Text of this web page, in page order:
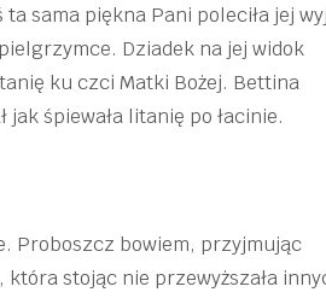
sama piękna Pani poleciła jej
Dziadek na jej widok
ku czci Matki Bożej. Bettina
jak śpiewała litanię po łacinie.
Proboszcz bowiem, przyjmując
stojąc nie przewyższała